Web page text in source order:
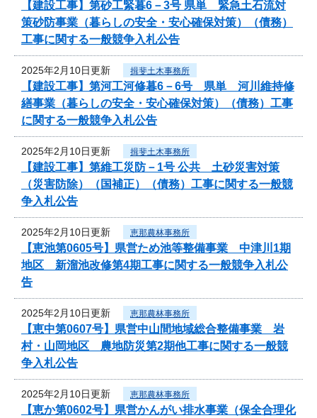
【建設工事】第砂工緊暮6－3号 県単 緊急土石流対
策砂防事業（暮らしの安全・安心確保対策）（債務）
工事に関する一般競争入札公告
2025年2月10日更新 揖斐土木事務所
【建設工事】第河工河修暮6－6号 県単 河川維持修
繕事業（暮らしの安全・安心確保対策）（債務）工事
に関する一般競争入札公告
2025年2月10日更新 揖斐土木事務所
【建設工事】第維工災防－1号 公共 土砂災害対策
（災害防除）（国補正）（債務）工事に関する一般競
争入札公告
2025年2月10日更新 恵那農林事務所
【恵池第0605号】県営ため池等整備事業 中津川1期
地区 新溜池改修第4期工事に関する一般競争入札公
告
2025年2月10日更新 恵那農林事務所
【恵中第0607号】県営中山間地域総合整備事業 岩
村・山岡地区 農地防災第2期他工事に関する一般競
争入札公告
2025年2月10日更新 恵那農林事務所
【恵か第0602号】県営かんがい排水事業（保全合理化